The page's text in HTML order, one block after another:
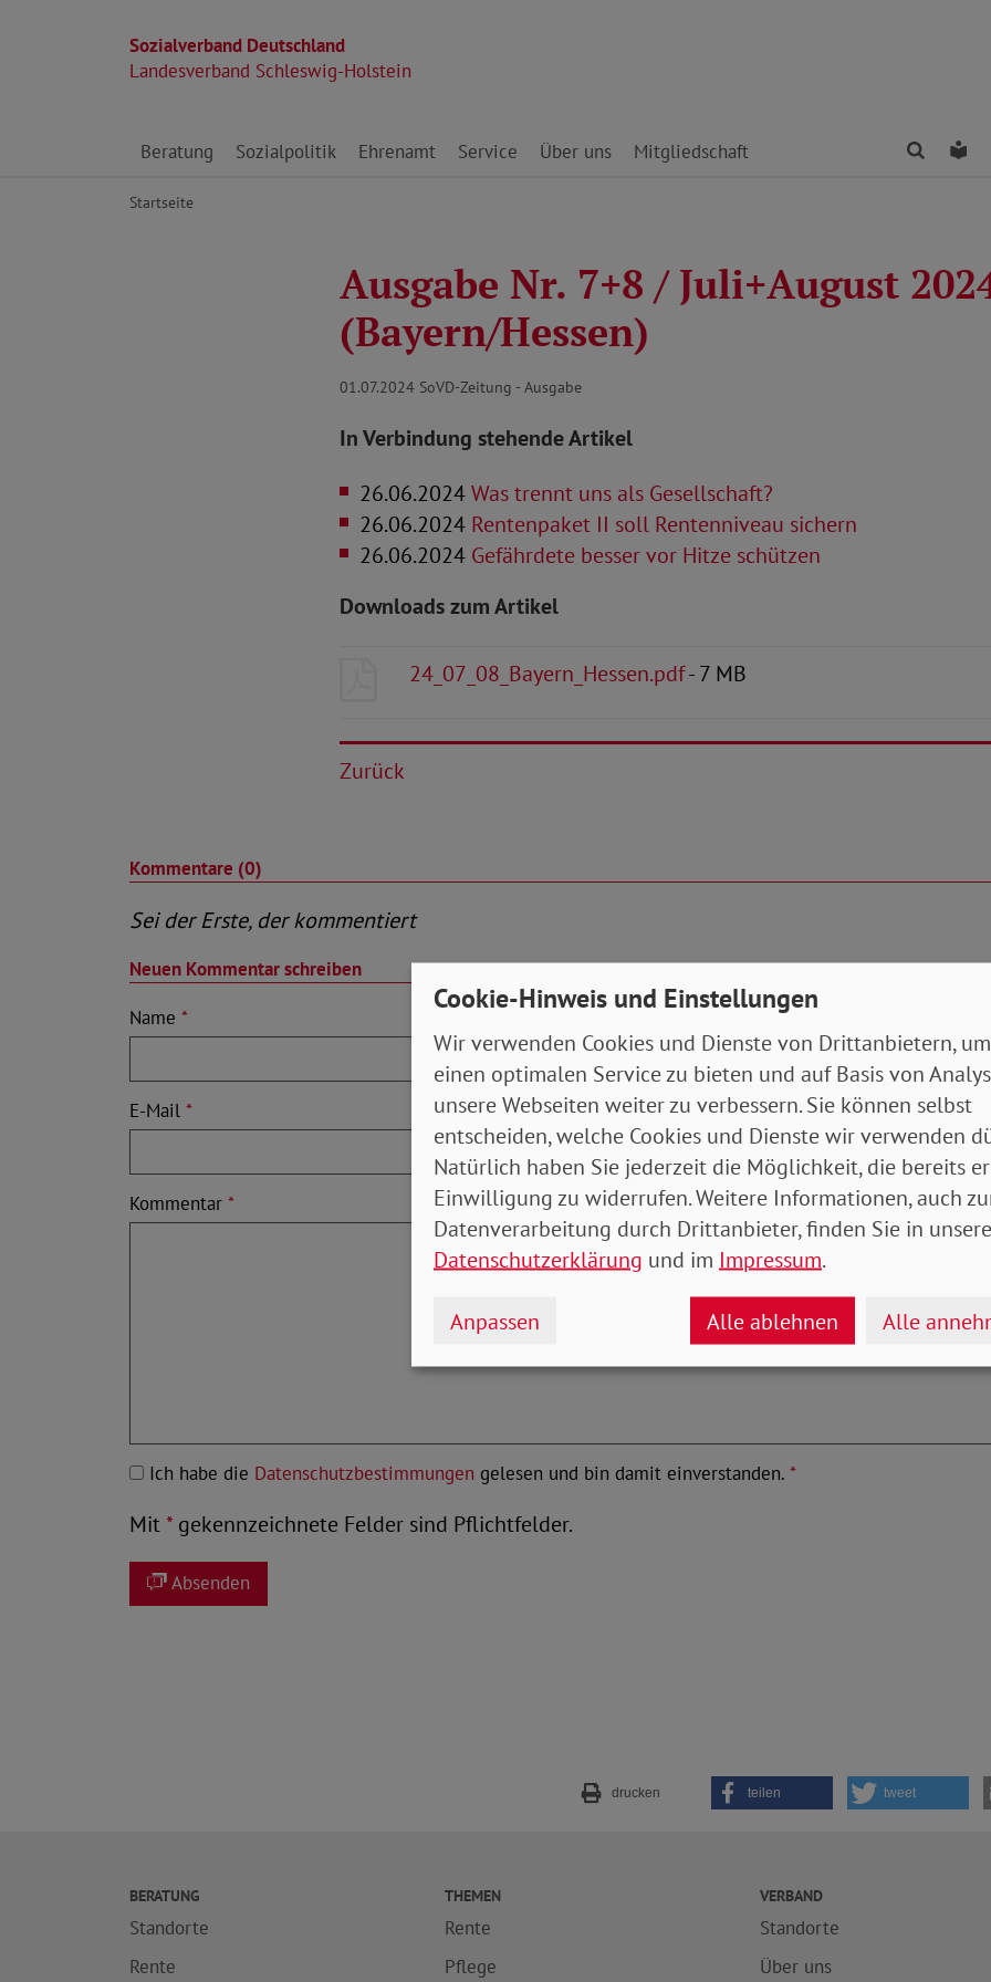
Sozialverband Deutschland
Landesverband Schleswig-Holstein
Direkt zu den Inhalten springen
Beratung Sozialpolitik Ehrenamt Service Über uns Mitgliedschaft Finden
Startseite
Ausgabe Nr. 7+8 / Juli+August
(Bayern/Hessen)
01.07.2024 SoVD-Zeitung - Ausgabe
In Verbindung stehende Artikel
26.06.2024Was trennt uns als Gesellschaft?
26.06.2024 Rentenpaket II soll Rentenniveau sichern
26.06.2024 Gefährdete besser vor Hitze schützen
Downloads zum Artikel
24_07_08_Bayern_Hessen.pdf- 7 MB
Zurück
Kommentare (0)
Sei der Erste, der kommentiert
Neuen Kommentar schreiben
Name *
E-Mail *
Kommentar *
Ich habe die Datenschutzbestimmungen gelesen und bin damit einverstanden. *
Mit*gekennzeichnete Felder sind Pflichtfelder.
Absenden
drucken teilen tweet
BERATUNG
Standorte
Rente
THEMEN
Rente
Pflege
VERBAND
Standorte
Über uns
Cookie-Hinweis und Einstellungen
Wir verwenden Cookies und Dienste von Drittanbietern,
einen optimalen Service zu bieten und auf Basis von
unsere Webseiten weiter zu verbessern. Sie können selbst
entscheiden, welche Cookies und Dienste wir verwenden
Natürlich haben Sie jederzeit die Möglichkeit, die bereits
Einwilligung zu widerrufen. Weitere Informationen, auch
Datenverarbeitung durch Drittanbieter, finden Sie in
Datenschutzerklärung und im Impressum.
Anpassen Alle ablehnen Alle